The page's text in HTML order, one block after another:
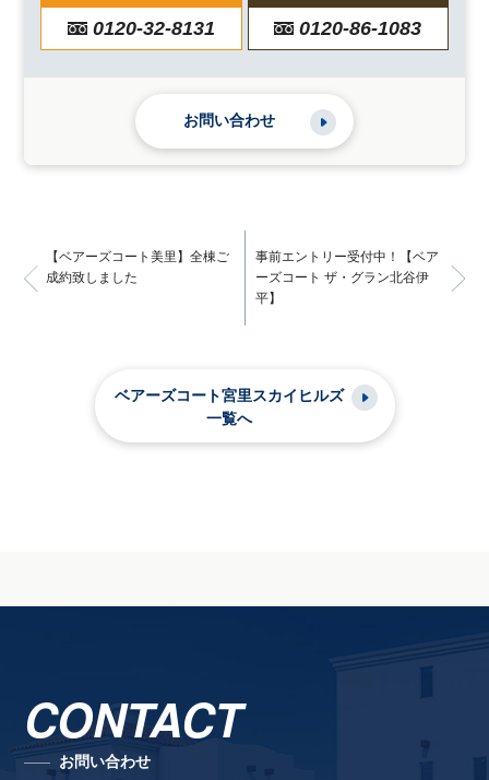
0120-32-8131 0120-86-1083
お問い合わせ
【ベアーズコート美里】全棟ご
成約致しました
事前エントリー受付中！【ベア
ーズコート ザ・グラン北谷伊
平】
ベアーズコート宮里スカイヒルズ
一覧へ
CONTACT
お問い合わせ